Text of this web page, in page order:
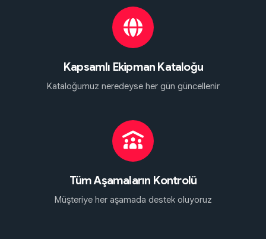
Kapsamlı Ekipman Kataloğu
Kataloğumuz neredeyse her gün güncellenir
Tüm Aşamaların Kontrolü
Müşteriye her aşamada destek oluyoruz